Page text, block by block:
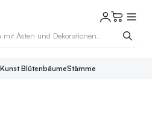
Kunst BlütenbäumeStämme